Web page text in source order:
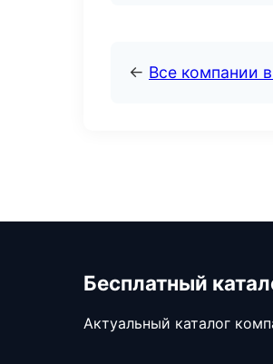
← Все компании
Бесплатный
Актуальный каталог